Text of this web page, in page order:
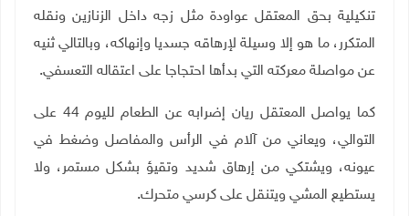
تنكيلية بحق المعتقل عواودة مثل زجه داخل الزنازين ونقله
المتكرر، ما هو إلا وسيلة لإرهاقه جسديا وإنهاكه، وبالتالي ثنيه
عن مواصلة معركته التي بدأها احتجاجا على اعتقاله التعسفي.
كما يواصل المعتقل ريان إضرابه عن الطعام لليوم 44 على
التوالي، ويعاني من آلام في الرأس والمفاصل وضغط في
عيونه، ويشتكي من إرهاق شديد وتقيؤ بشكل مستمر، ولا
يستطيع المشي ويتنقل على كرسي متحرك.